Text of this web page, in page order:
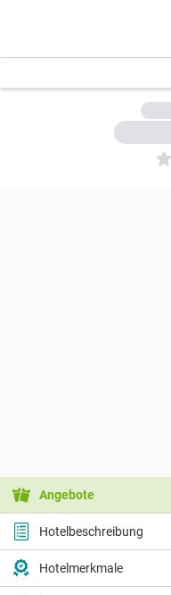
5
Angebote
Hotelbeschreibung
Hotelmerkmale